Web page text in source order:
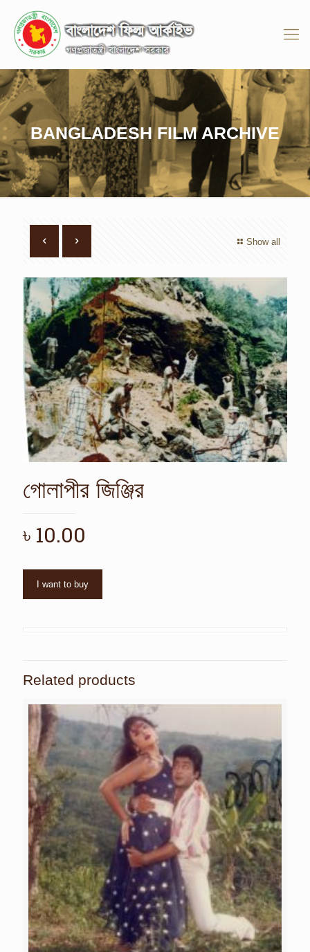
BANGLADESH FILM ARCHIVE
Show all
গোলাপীর জিঞ্জির
৳ 10.00
I want to buy
Related products